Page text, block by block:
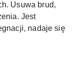
Usuwa brud,
Jest
nadaje się